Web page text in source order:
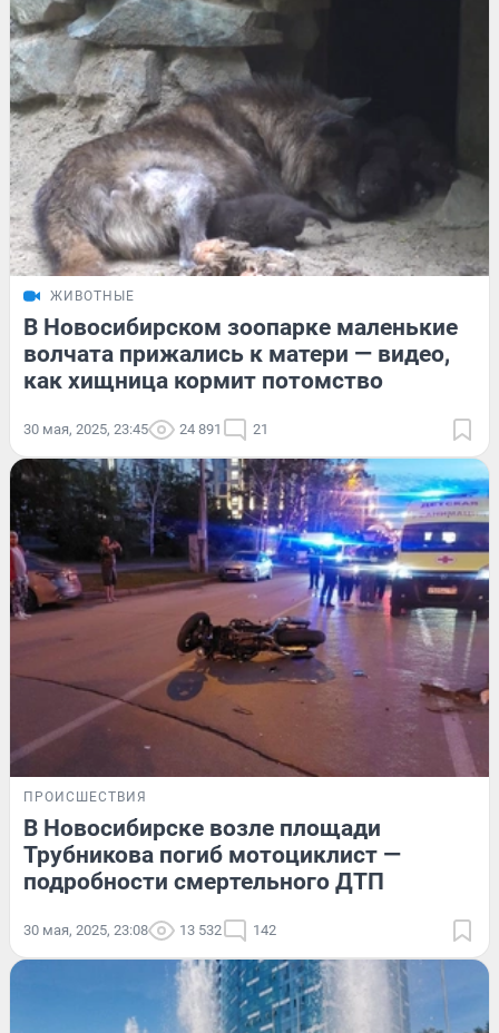
ЖИВОТНЫЕ
В Новосибирском зоопарке маленькие
волчата прижались к матери — видео,
как хищница кормит потомство
30 мая, 2025, 23:45 24 891 21
ПРОИСШЕСТВИЯ
В Новосибирске возле площади
Трубникова погиб мотоциклист —
подробности смертельного ДТП
30 мая, 2025, 23:08 13 532 142